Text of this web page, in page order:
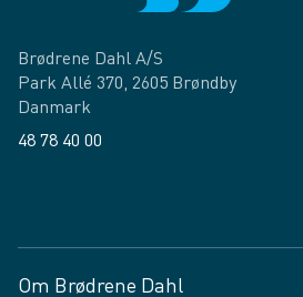
Brødrene Dahl A/S
Park Allé 370, 2605 Brøndby
Danmark
48 78 40 00
Om Brødrene Dahl